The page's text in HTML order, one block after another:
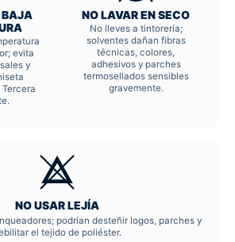
BAJA
evita
y
NO LAVAR EN SECO
No lleves a tintorería;
solventes dañan fibras
técnicas, colores,
adhesivos y parches
termosellados sensibles
gravemente.
NO USAR LEJÍA
podrían desteñir logos, parches y
el tejido de poliéster.